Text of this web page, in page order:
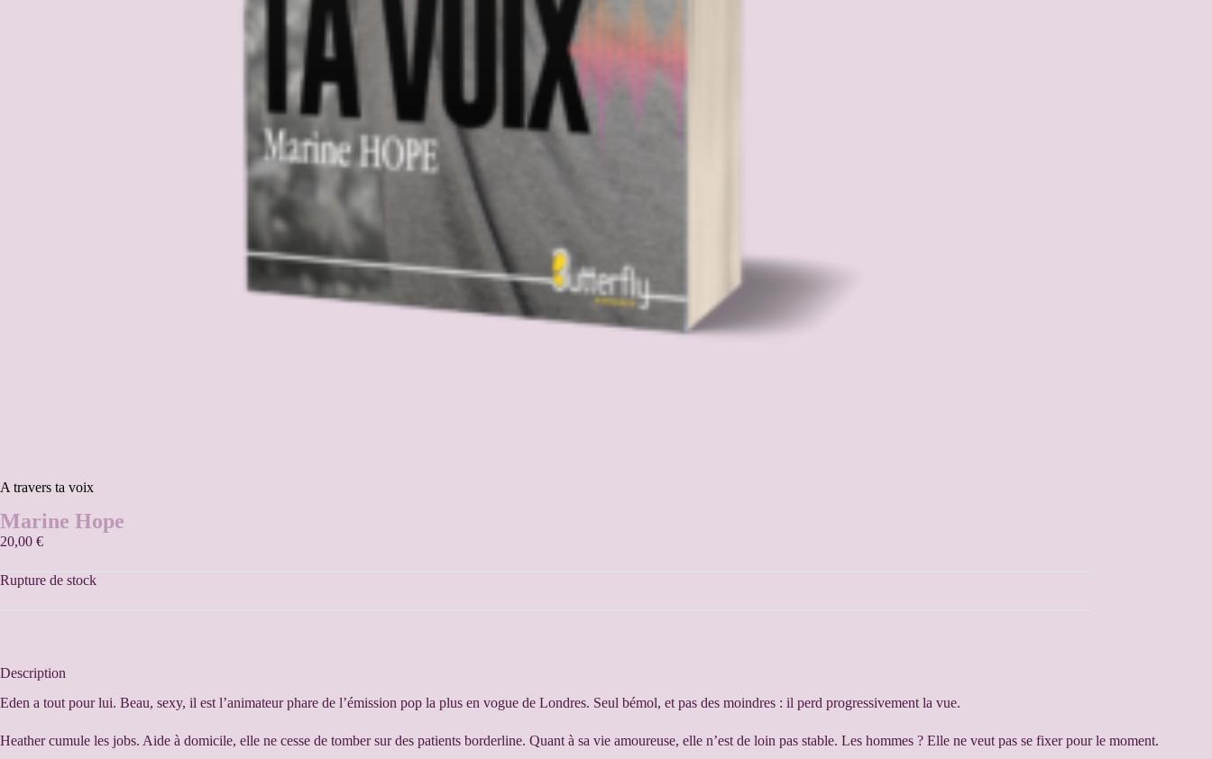
A travers ta voix
Marine Hope
20,00 €
Rupture de stock
Description
Eden a tout pour lui. Beau, sexy, il est l’animateur phare de l’émission pop la plus en vogue de Londres. Seul bémol, et pas des moindres : il perd progressivement la vue.
Heather cumule les jobs. Aide à domicile, elle ne cesse de tomber sur des patients borderline. Quant à sa vie amoureuse, elle n’est de loin pas stable. Les hommes ? Elle ne veut pas se fixer pour le moment.